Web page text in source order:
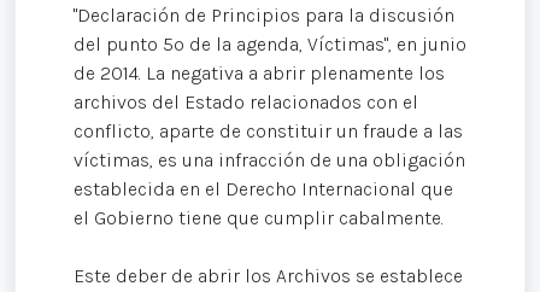
"Declaración de Principios para la discusión
del punto 5º de la agenda, Víctimas", en junio
de 2014. La negativa a abrir plenamente los
archivos del Estado relacionados con el
conflicto, aparte de constituir un fraude a las
víctimas, es una infracción de una obligación
establecida en el Derecho Internacional que
el Gobierno tiene que cumplir cabalmente.
Este deber de abrir los Archivos se establece